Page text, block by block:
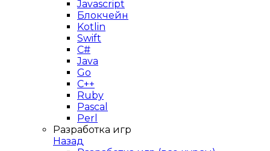
Javascript
Блокчейн
Kotlin
Swift
C#
Java
Go
C++
Ruby
Pascal
Perl
Разработка игр
Назад